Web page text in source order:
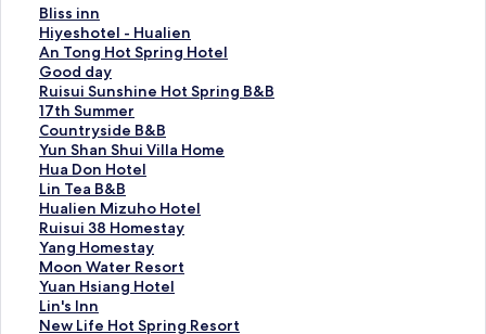
Bliss inn
B
l
i
s
s
i
n
n
的
連
結
Hiyeshotel - Hualien
H
i
y
e
s
h
o
t
e
l
-
H
u
a
l
i
An Tong Hot Spring Hotel
A
n
T
o
n
g
H
o
t
S
p
r
i
n
g
Good day
G
o
o
d
d
a
y
的
連
結
Ruisui Sunshine Hot Spring B&B
R
u
i
s
u
i
S
u
n
s
h
i
n
17th Summer
1
7
t
h
S
u
m
m
e
r
的
連
Countryside B&B
C
o
u
n
t
r
y
s
i
d
e
Yun Shan Shui Villa Home
Y
u
n
S
h
a
n
S
h
u
Hua Don Hotel
H
u
a
D
o
n
H
o
t
Lin Tea B&B
L
i
n
T
e
a
B
&
Hualien Mizuho Hotel
H
u
a
l
i
e
n
Ruisui 38 Homestay
R
u
i
s
u
i
Yang Homestay
Y
a
n
g
H
Moon Water Resort
M
o
o
n
Yuan Hsiang Hotel
Y
u
a
Lin's Inn
L
iNew Life Hot Spring Resort
N